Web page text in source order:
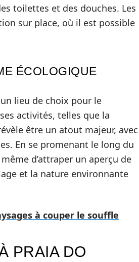
toilettes et des douches. Les
sur place, où il est possible
ÉCOLOGIQUE
lieu de choix pour le
activités, telles que la
être un atout majeur, avec
En se promenant le long du
d’attraper un aperçu de
et la nature environnante
à couper le souffle
PRAIA DO